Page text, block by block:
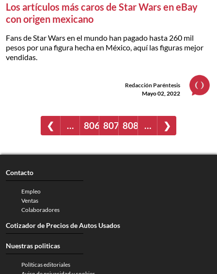
Los artículos más caros de Star Wars en eBay
con origen mexicano
Fans de Star Wars en el mundo han pagado hasta 260 mil
pesos por una figura hecha en México, aquí las figuras mejor
vendidas.
Redacción Paréntesis
Mayo 02, 2022
❮ … 806 807 808 … ❯
Contacto
Empleo
Ventas
Colaboradores
Cotizador de Precios de Autos Usados
Nuestras politicas
Políticas editoriales